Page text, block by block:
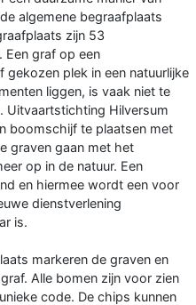
algemene begraafplaats
zijn 53
Een graf op een
plek in een natuurlijke
liggen, is vaak niet te
Uitvaartstichting Hilversum
boomschijf te plaatsen met
graven gaan met het
op in de natuur. Een
en hiermee wordt een voor
dienstverlening
is.
markeren de graven en
Alle bomen zijn voor zien
code. De chips kunnen